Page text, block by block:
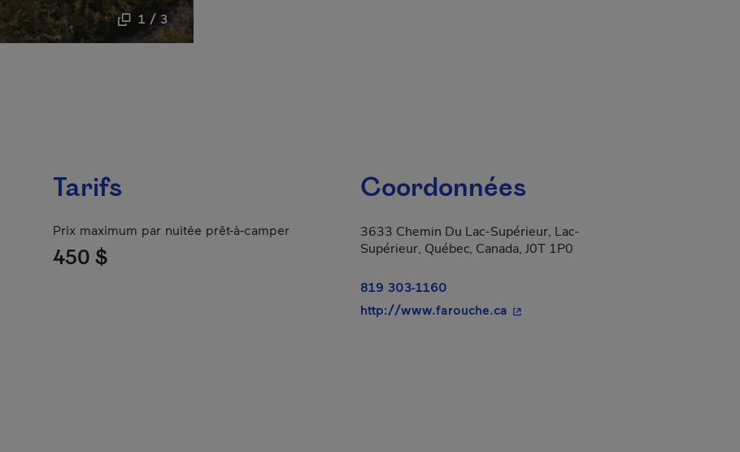
1 / 3
Tarifs
Prix maximum par nuitée prêt-à-camper
450 $
Coordonnées
3633 Chemin Du Lac-Supérieur, Lac-
Supérieur, Québec, Canada, J0T 1P0
819 303-1160
http://www.farouche.ca - Cet hyperlien s'ouvrira dans une